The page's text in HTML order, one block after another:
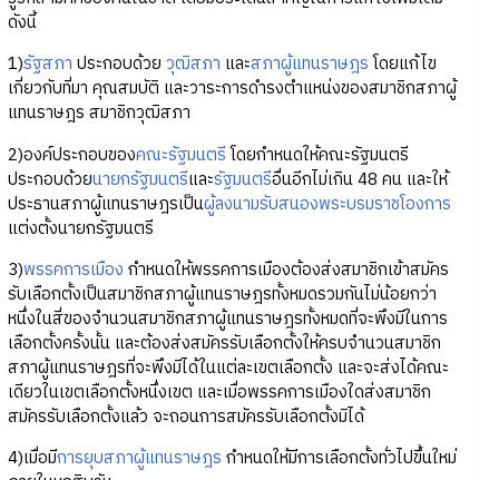
ดังนี้
1)รัฐสภา ประกอบด้วย วุฒิสภา และสภาผู้แทนราษฎรโดยแก้ไข
เกี่ยวกับที่มา คุณสมบัติ และวาระการดำรงตำแหน่งของสมาชิกสภาผู้
แทนราษฎร สมาชิกวุฒิสภา
2)องค์ประกอบของคณะรัฐมนตรีโดยกำหนดให้คณะรัฐมนตรี
ประกอบด้วยนายกรัฐมนตรีและรัฐมนตรีอื่นอีกไม่เกิน 48 คน และให้
ประธานสภาผู้แทนราษฎรเป็นผู้ลงนามรับสนองพระบรมราชโองการ
แต่งตั้งนายกรัฐมนตรี
3)พรรคการเมือง กำหนดให้พรรคการเมืองต้องส่งสมาชิกเข้าสมัคร
รับเลือกตั้งเป็นสมาชิกสภาผู้แทนราษฎรทั้งหมดรวมกันไม่น้อยกว่า
หนึ่งในสี่ของจำนวนสมาชิกสภาผู้แทนราษฎรทั้งหมดที่จะพึงมีในการ
เลือกตั้งครั้งนั้น และต้องส่งสมัครรับเลือกตั้งให้ครบจำนวนสมาชิก
สภาผู้แทนราษฎรที่จะพึงมีได้ในแต่ละเขตเลือกตั้ง และจะส่งได้คณะ
เดียวในเขตเลือกตั้งหนึ่งเขต และเมื่อพรรคการเมืองใดส่งสมาชิก
สมัครรับเลือกตั้งแล้ว จะถอนการสมัครรับเลือกตั้งมิได้
4)เมื่อมีการยุบสภาผู้แทนราษฎร กำหนดให้มีการเลือกตั้งทั่วไปขึ้นใหม่